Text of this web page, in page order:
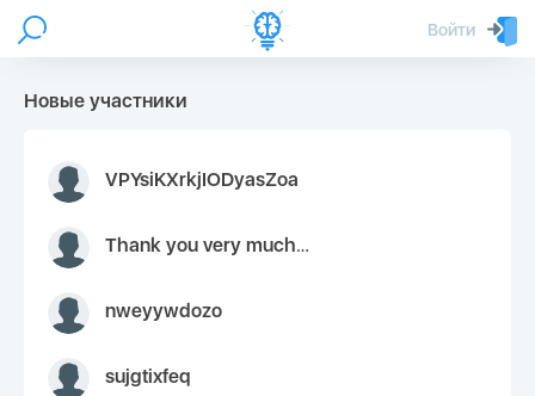
Войти
Новые участники
VPYsiKXrkjIODyasZoa
Thank you very much for your inquiry We appreciate you 9126052 https://youtube.com faceapple !
nweyywdozo
sujgtixfeq